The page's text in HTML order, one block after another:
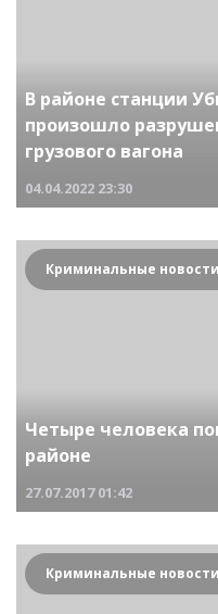
В районе станции
произошло
грузового вагона
04.04.2022 23:30
Четыре человека
районе
27.07.2017 01:42